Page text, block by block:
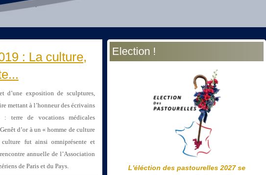
: La culture,
d’une exposition de sculptures,
mettant à l’honneur des écrivains
: terre de vocations médicales
d’or à un « homme de culture
fut ainsi omniprésente et
annuelle de l’Association
de Paris et du Pays.
Election !
L'éléction des pastourelles 2027 se
Année
précédente
Mois
précédent
Année
suivante
Mois
suivant